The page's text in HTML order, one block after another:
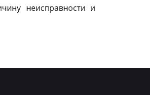
неисправности и